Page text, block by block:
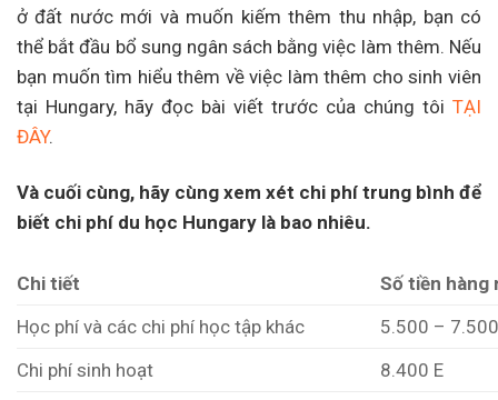
ở đất nước mới và muốn kiếm thêm thu nhập, bạn có
thể bắt đầu bổ sung ngân sách bằng việc làm thêm. Nếu
bạn muốn tìm hiểu thêm về việc làm thêm cho sinh viên
tại Hungary, hãy đọc bài viết trước của chúng tôi TẠI
ĐÂY.
Và cuối cùng, hãy cùng xem xét chi phí trung bình để
biết chi phí du học Hungary là bao nhiêu.
Chi tiết
Số tiền hàng
Học phí và các chi phí học tập khác
5.500 – 7.500
Chi phí sinh hoạt
8.400 E